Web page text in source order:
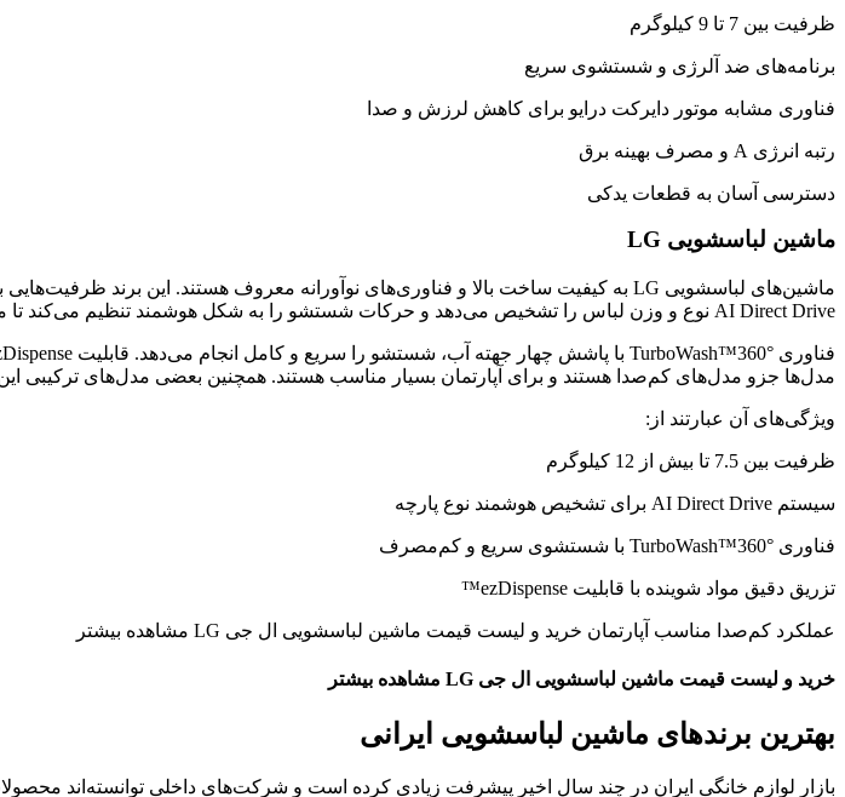
ظرفیت بین 7 تا 9 کیلوگرم
برنامه‌های ضد آلرژی و شستشوی سریع
فناوری مشابه موتور دایرکت درایو برای کاهش لرزش و صدا
رتبه انرژی A و مصرف بهینه برق
دسترسی آسان به قطعات یدکی
ماشین لباسشویی LG
AI Direct Drive نوع و وزن لباس را تشخیص می‌دهد و حرکات شستشو را به شکل هوشمند تنظیم می‌کند تا مصرف آب و برق کمتر شود.
مدل‌ها جزو مدل‌های کم‌صدا هستند و برای آپارتمان بسیار مناسب‌ هستند. همچنین بعضی مدل‌های ترکیبی
ویژگی‌های آن عبارتند از:
ظرفیت بین 7.5 تا بیش از 12 کیلوگرم
سیستم AI Direct Drive برای تشخیص هوشمند نوع پارچه
فناوری TurboWash™360° با شستشوی سریع و کم‌مصرف
تزریق دقیق مواد شوینده با قابلیت ezDispense™
عملکرد کم‌صدا مناسب آپارتمان خرید و لیست قیمت ماشین لباسشویی ال جی LG مشاهده بیشتر
خرید و لیست قیمت ماشین لباسشویی ال جی LG مشاهده بیشتر
بهترین برندهای ماشین لباسشویی ایرانی
بازار لوازم خانگی ایران در چند سال اخیر پیشرفت زیادی کرده است و شرکت‌های داخلی توانسته‌اند